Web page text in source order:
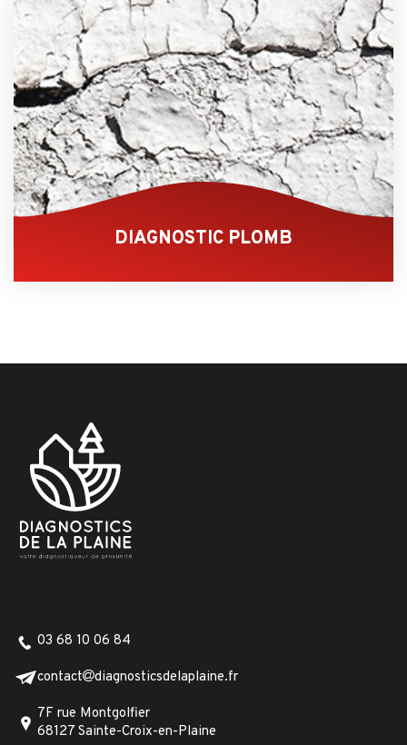
DIAGNOSTIC PLOMB
03 68 10 06 84
contact diagnosticsdelaplaine.fr
7F rue Montgolfier
68127 Sainte-Croix-en-Plaine